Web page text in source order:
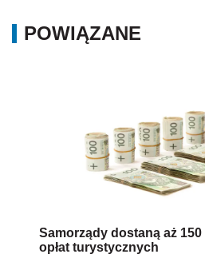
POWIĄZANE
Samorządy dostaną aż 150
opłat turystycznych